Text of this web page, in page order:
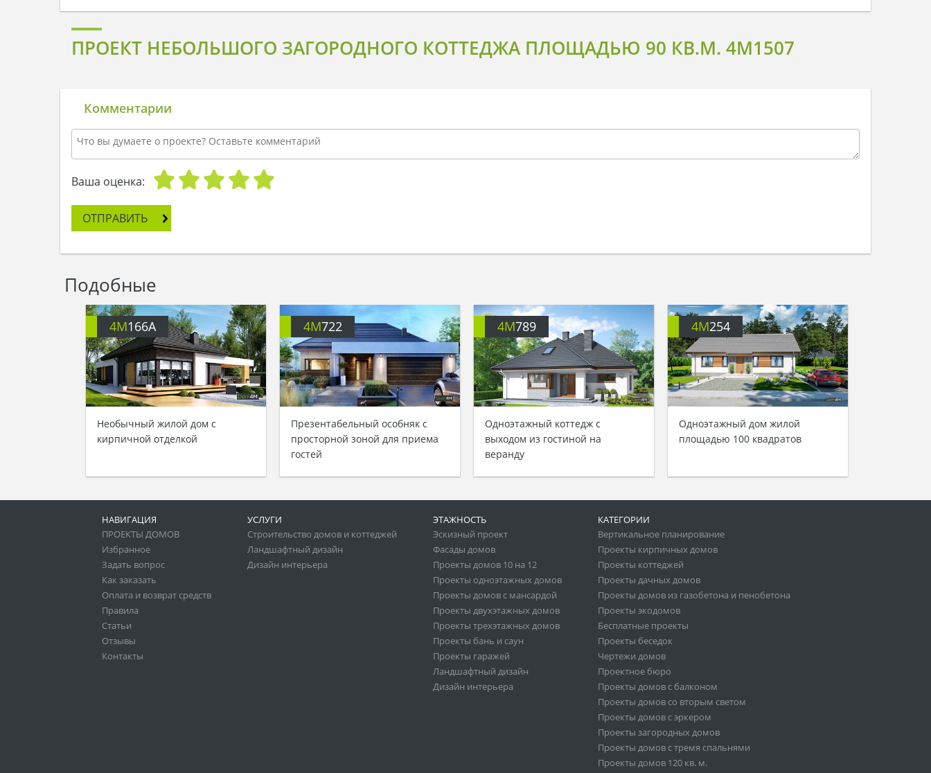
ПРОЕКТ НЕБОЛЬШОГО ЗАГОРОДНОГО КОТТЕДЖА ПЛОЩАДЬЮ 90 КВ.М. 4M1507
Комментарии
Ваша оценка:
ОТПРАВИТЬ
Подобные
4M166A
Необычный жилой дом с
кирпичной отделкой
4M722
Презентабельный особняк с
просторной зоной для приема
гостей
4M789
Одноэтажный коттедж с
выходом из гостиной на
веранду
4M254
Одноэтажный дом жилой
площадью 100 квадратов
НАВИГАЦИЯ
ПРОЕКТЫ ДОМОВ
Избранное
Задать вопрос
Как заказать
Оплата и возврат средств
Правила
Статьи
Отзывы
Контакты
УСЛУГИ
Строительство домов и коттеджей
Ландшафтный дизайн
Дизайн интерьера
ЭТАЖНОСТЬ
Эскизный проект
Фасады домов
Проекты домов 10 на 12
Проекты одноэтажных домов
Проекты домов с мансардой
Проекты двухэтажных домов
Проекты трехэтажных домов
Проекты бань и саун
Проекты гаражей
Ландшафтный дизайн
Дизайн интерьера
КАТЕГОРИИ
Вертикальное планирование
Проекты кирпичных домов
Проекты коттеджей
Проекты дачных домов
Проекты домов из газобетона и пенобетона
Проекты экодомов
Бесплатные проекты
Проекты беседок
Чертежи домов
Проектное бюро
Проекты домов с балконом
Проекты домов со вторым светом
Проекты домов с эркером
Проекты загородных домов
Проекты домов с тремя спальнями
Проекты домов 120 кв. м.